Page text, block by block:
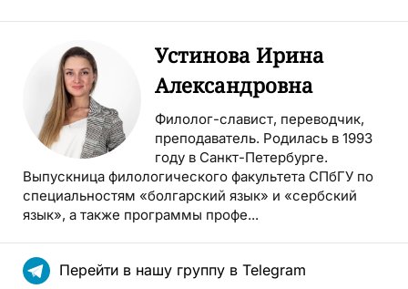
Устинова Ирина
Александровна
Филолог-славист, переводчик,
преподаватель. Родилась в 1993
году в Санкт-Петербурге.
Выпускница филологического факультета СПбГУ по
специальностям «болгарский язык» и «сербский
язык», а также программы профе...
Перейти в нашу группу в Telegram